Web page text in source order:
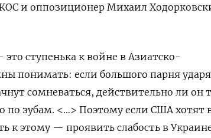
и оппозиционер Михаил
ступенька к войне в Азиатско-
понимать: если большого парня
сомневаться, действительно ли он
по зубам. <…> Поэтому если США хотят
к этому — проявить слабость в